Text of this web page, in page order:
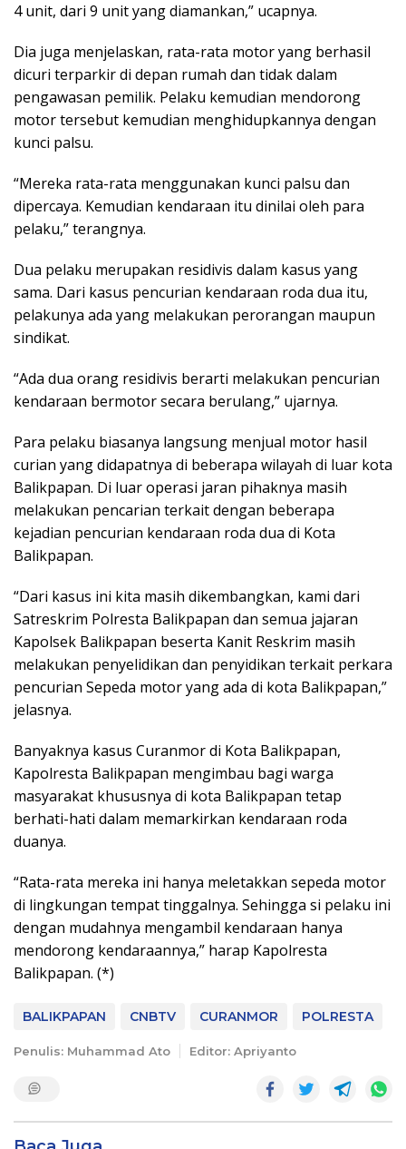
4 unit, dari 9 unit yang diamankan,” ucapnya.
Dia juga menjelaskan, rata-rata motor yang berhasil
dicuri terparkir di depan rumah dan tidak dalam
pengawasan pemilik. Pelaku kemudian mendorong
motor tersebut kemudian menghidupkannya dengan
kunci palsu.
“Mereka rata-rata menggunakan kunci palsu dan
dipercaya. Kemudian kendaraan itu dinilai oleh para
pelaku,” terangnya.
Dua pelaku merupakan residivis dalam kasus yang
sama. Dari kasus pencurian kendaraan roda dua itu,
pelakunya ada yang melakukan perorangan maupun
sindikat.
“Ada dua orang residivis berarti melakukan pencurian
kendaraan bermotor secara berulang,” ujarnya.
Para pelaku biasanya langsung menjual motor hasil
curian yang didapatnya di beberapa wilayah di luar kota
Balikpapan. Di luar operasi jaran pihaknya masih
melakukan pencarian terkait dengan beberapa
kejadian pencurian kendaraan roda dua di Kota
Balikpapan.
“Dari kasus ini kita masih dikembangkan, kami dari
Satreskrim Polresta Balikpapan dan semua jajaran
Kapolsek Balikpapan beserta Kanit Reskrim masih
melakukan penyelidikan dan penyidikan terkait perkara
pencurian Sepeda motor yang ada di kota Balikpapan,”
jelasnya.
Banyaknya kasus Curanmor di Kota Balikpapan,
Kapolresta Balikpapan mengimbau bagi warga
masyarakat khususnya di kota Balikpapan tetap
berhati-hati dalam memarkirkan kendaraan roda
duanya.
“Rata-rata mereka ini hanya meletakkan sepeda motor
di lingkungan tempat tinggalnya. Sehingga si pelaku ini
dengan mudahnya mengambil kendaraan hanya
mendorong kendaraannya,” harap Kapolresta
Balikpapan. (*)
BALIKPAPAN CNBTV CURANMOR POLRESTA
Penulis: Muhammad Ato Editor: Apriyanto